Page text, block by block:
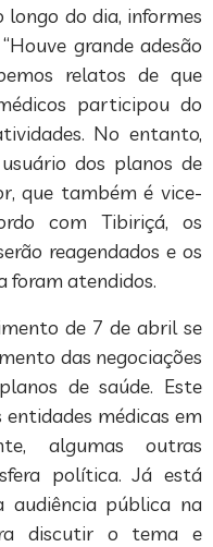
longo do dia, informes
grande adesão
relatos de que
participou do
No entanto,
dos planos de
que também é vice-
com Tibiriçá, os
reagendados e os
foram atendidos.
de 7 de abril se
das negociações
de saúde. Este
médicas em
algumas outras
política. Já está
audiência pública na
discutir o tema e